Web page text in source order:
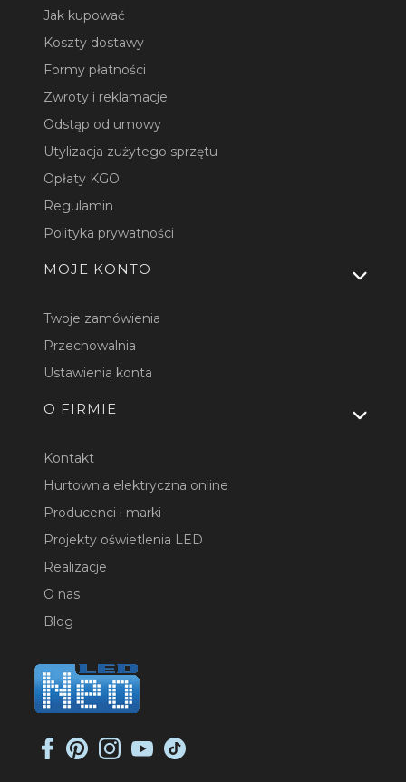
Jak kupować
Koszty dostawy
Formy płatności
Zwroty i reklamacje
Odstąp od umowy
Utylizacja zużytego sprzętu
Opłaty KGO
Regulamin
Polityka prywatności
MOJE KONTO
Twoje zamówienia
Przechowalnia
Ustawienia konta
O FIRMIE
Kontakt
Hurtownia elektryczna online
Producenci i marki
Projekty oświetlenia LED
Realizacje
O nas
Blog